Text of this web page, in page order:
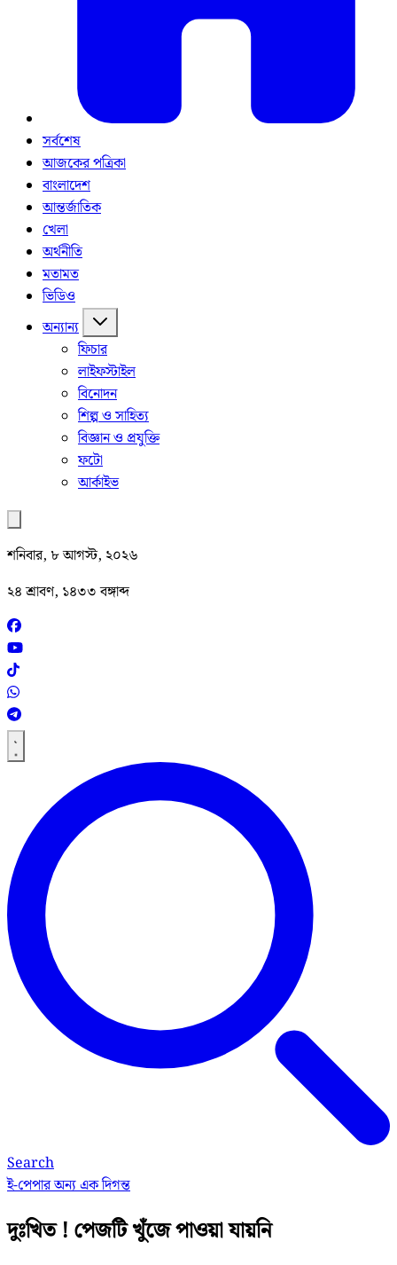
সর্বশেষ
আজকের পত্রিকা
বাংলাদেশ
আন্তর্জাতিক
খেলা
অর্থনীতি
মতামত
ভিডিও
অন্যান্য
ফিচার
লাইফস্টাইল
বিনোদন
শিল্প ও সাহিত্য
বিজ্ঞান ও প্রযুক্তি
ফটো
আর্কাইভ
শনিবার, ৮ আগস্ট, ২০২৬
২৪ শ্রাবণ, ১৪৩৩ বঙ্গাব্দ
Search
ই-পেপারঅন্য এক দিগন্ত
দুঃখিত ! পেজটি খুঁজে পাওয়া যায়নি